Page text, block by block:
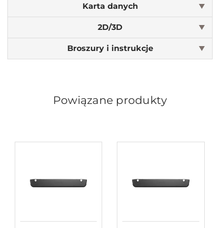
Karta danych
2D/3D
Broszury i instrukcje
Powiązane produkty